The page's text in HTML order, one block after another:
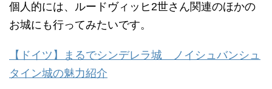
個人的には、ルードヴィッヒ2世さん関連のほかの
お城にも行ってみたいです。
【ドイツ】まるでシンデレラ城 ノイシュバンシュ
タイン城の魅力紹介